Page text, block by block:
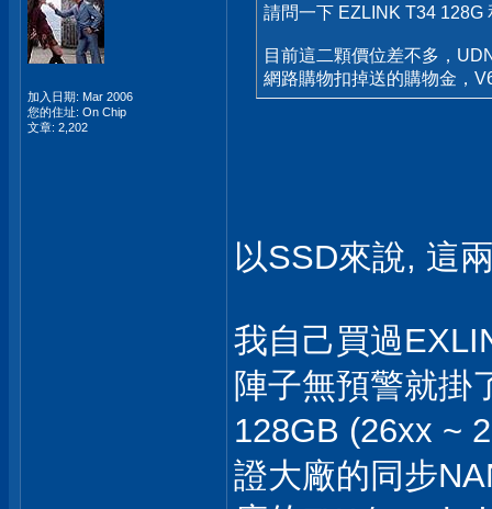
加入日期: Mar 2006
您的住址: On Chip
文章: 2,202
請問一下 EZLINK T34 128G
目前這二顆價位差不多，
網路購物扣掉送的購物金，
以SSD來說, 這
我自己買過
陣子無預警就掛
128GB (26xx ~
證大廠的同步